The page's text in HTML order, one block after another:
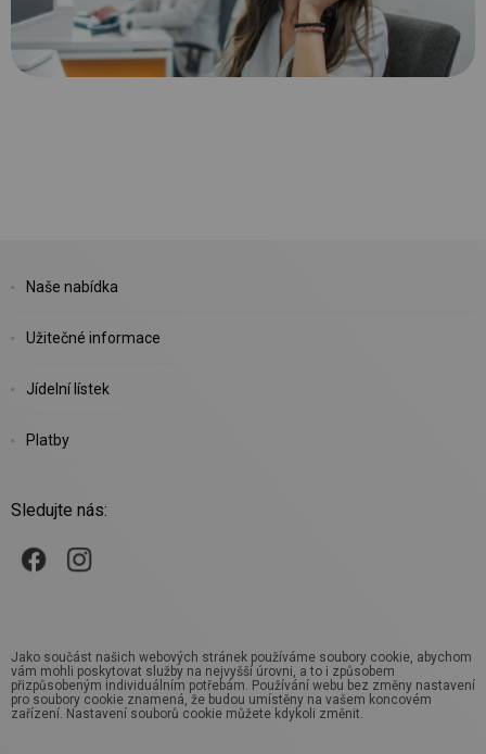
Naše nabídka
Užitečné informace
Jídelní lístek
Platby
Sledujte nás:
Jako součást našich webových stránek používáme soubory cookie, abychom
vám mohli poskytovat služby na nejvyšší úrovni, a to i způsobem
přizpůsobeným individuálním potřebám. Používání webu bez změny nastavení
pro soubory cookie znamená, že budou umístěny na vašem koncovém
zařízení. Nastavení souborů cookie můžete kdykoli změnit.